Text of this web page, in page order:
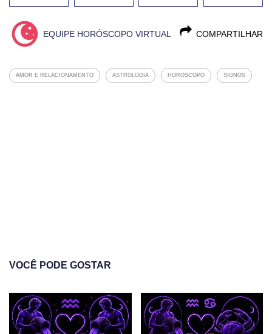
COMPARTILHAR
EQUIPE HORÓSCOPO VIRTUAL
AMOR E RELACIONAMENTO ASTROLOGIA HOROSCOPO SIGNOS
VOCÊ PODE GOSTAR